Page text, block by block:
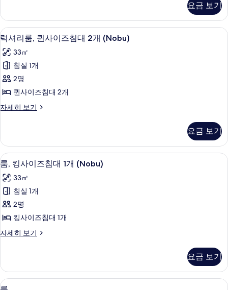
사
진
모
두
보
기
King
Bed,
Non
Smoking,
Strip
View
자
세
히
기
요금 보기
럭
셔
리
룸,
퀸
이
침
대
2
개
(Nobu)
사
진
모
기
필로우탑 침대, 객실 내 금고, 책상, 암
4
럭셔리룸, 퀸사이즈침대 2개 (Nobu)
33㎡
침실 1개
2명
퀸사이즈침대 2개
자세히 보기
럭
퀸
사
이
즈
침
대
개
(Nobu)
세
요금 보기
룸,
킹
사
이
즈
대
개
(Nobu)
필로우탑 침대, 객실 내 금고, 책상, 암
4
룸, 킹사이즈침대 1개 (Nobu)
33㎡
침실 1개
2명
킹사이즈침대 1개
자세히 보기
룸,
즈
침
대
요금 보기
룸 필로우탑 침대, 객실 내 금고, 책상, 암